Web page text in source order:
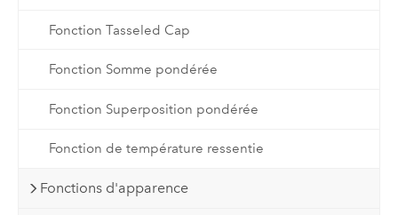
Fonction Tasseled Cap
Fonction Somme pondérée
Fonction Superposition pondérée
Fonction de température ressentie
Fonctions d'apparence